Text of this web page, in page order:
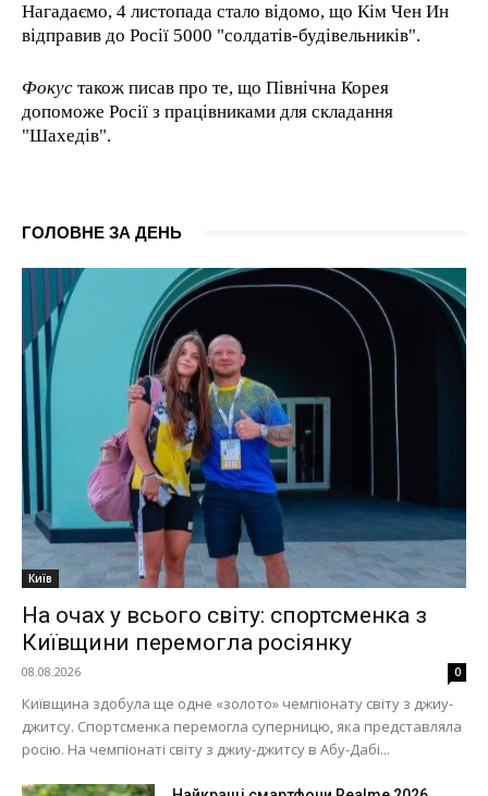
Нагадаємо, 4 листопада стало відомо, що Кім Чен Ин
відправив до Росії 5000 "солдатів-будівельників".
Фокус також писав про те, що Північна Корея
допоможе Росії з працівниками для складання
"Шахедів".
ГОЛОВНЕ ЗА ДЕНЬ
Київ
На очах у всього світу: спортсменка з
Київщини перемогла росіянку
08.08.2026 0
Київщина здобула ще одне «золото» чемпіонату світу з джиу-
джитсу. Спортсменка перемогла суперницю, яка представляла
росію. На чемпіонаті світу з джиу-джитсу в Абу-Дабі...